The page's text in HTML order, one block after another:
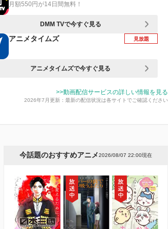
月額550円が14日間無料！
DMM TVで今すぐ見る
アニメタイムズ 見放題
アニメタイムズで今すぐ見る
>>動画配信サービスの詳しい情報を見る
2026年7月更新：最新の配信状況は各サイトでご確認ください
今話題のおすすめアニメ2026/08/07 22:00現在